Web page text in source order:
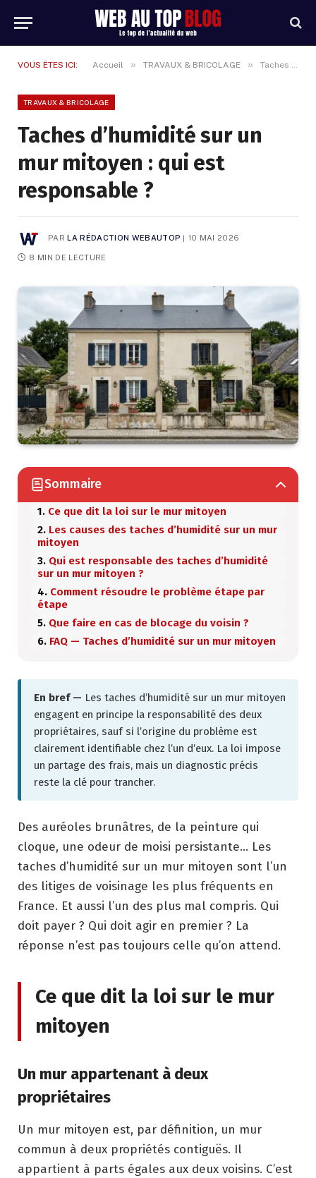
VOUS ÊTES ICI: Accueil » TRAVAUX & BRICOLAGE » Taches d’humidité sur un mur mitoyen : qui est responsable ?
TRAVAUX & BRICOLAGE
Taches d’humidité sur un
mur mitoyen : qui est
responsable ?
PAR LA RÉDACTION WEBAUTOP 10 MAI 2026
8 MIN DE LECTURE
Sommaire
Ce que dit la loi sur le mur mitoyen
Les causes des taches d’humidité sur un mur
mitoyen
Qui est responsable des taches d’humidité
sur un mur mitoyen ?
Comment résoudre le problème étape par
étape
Que faire en cas de blocage du voisin ?
FAQ — Taches d’humidité sur un mur mitoyen
En bref — Les taches d’humidité sur un mur mitoyen
engagent en principe la responsabilité des deux
propriétaires, sauf si l’origine du problème est
clairement identifiable chez l’un d’eux. La loi impose
un partage des frais, mais un diagnostic précis
reste la clé pour trancher.
Des auréoles brunâtres, de la peinture qui
cloque, une odeur de moisi persistante… Les
taches d’humidité sur un mur mitoyen sont l’un
des litiges de voisinage les plus fréquents en
France. Et aussi l’un des plus mal compris. Qui
doit payer ? Qui doit agir en premier ? La
réponse n’est pas toujours celle qu’on attend.
Ce que dit la loi sur le mur
mitoyen
Un mur appartenant à deux
propriétaires
Un mur mitoyen est, par définition, un mur
commun à deux propriétés contiguës. Il
appartient à parts égales aux deux voisins. C’est